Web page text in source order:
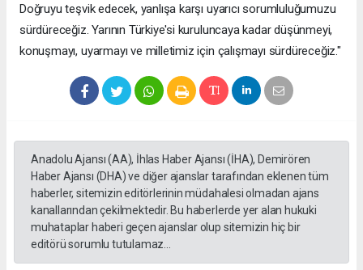
Doğruyu teşvik edecek, yanlışa karşı uyarıcı sorumluluğumuzu
sürdüreceğiz. Yarının Türkiye'si kuruluncaya kadar düşünmeyi,
konuşmayı, uyarmayı ve milletimiz için çalışmayı sürdüreceğiz."
Anadolu Ajansı (AA), İhlas Haber Ajansı (İHA), Demirören
Haber Ajansı (DHA) ve diğer ajanslar tarafından eklenen tüm
haberler, sitemizin editörlerinin müdahalesi olmadan ajans
kanallarından çekilmektedir. Bu haberlerde yer alan hukuki
muhataplar haberi geçen ajanslar olup sitemizin hiç bir
editörü sorumlu tutulamaz...